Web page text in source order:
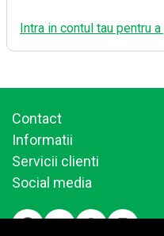
Intra in contul tau pentru
Contact
Informatii
Servicii clienti
Social media